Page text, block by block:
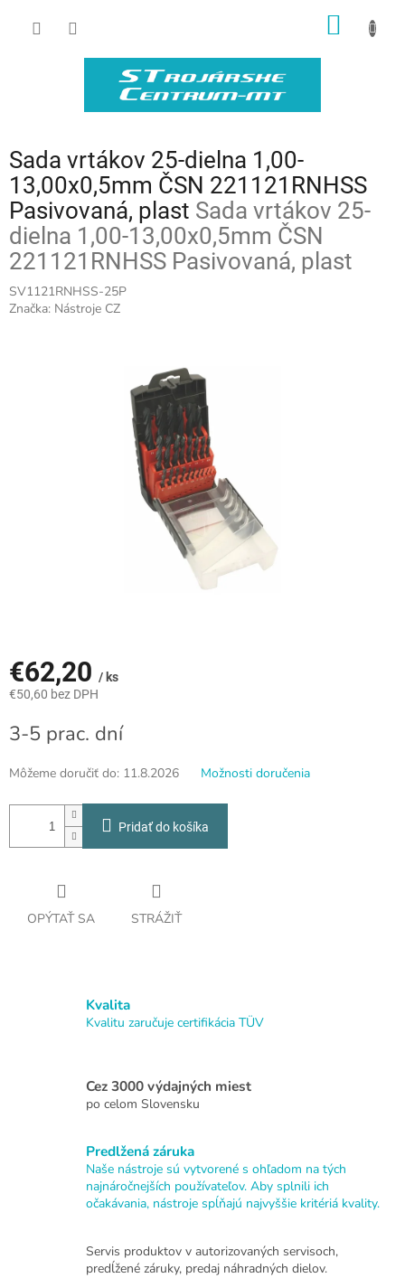
Sada vrtákov 25-dielna 1,00-
13,00x0,5mm ČSN 221121RNHSS
Pasivovaná, plast Sada vrtákov 25-
dielna 1,00-13,00x0,5mm ČSN
221121RNHSS Pasivovaná, plast
SV1121RNHSS-25P
Značka: Nástroje CZ
€62,20 / ks
€50,60 bez DPH
cena:
3-5 prac. dní
Môžeme doručiť do: 11.8.2026 Možnosti doručenia
Pridať do košíka
OPÝTAŤ SA STRÁŽIŤ
Kvalita
Kvalitu zaručuje certifikácia TÜV
Cez 3000 výdajných miest
po celom Slovensku
Predlžená záruka
Naše nástroje sú vytvorené s ohľadom na tých
najnáročnejších používateľov. Aby splnili ich
očakávania, nástroje spĺňajú najvyššie kritériá kvality.
Servis produktov v autorizovaných servisoch,
predĺžené záruky, predaj náhradných dielov.